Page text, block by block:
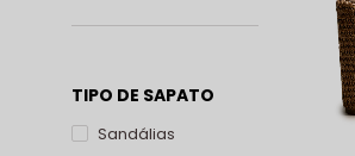
TIPO DE SAPATO
Sandálias